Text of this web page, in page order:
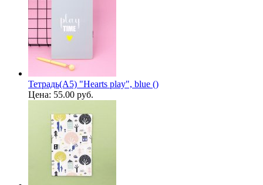
Тетрадь(A5) "Hearts play", blue ()
Цена: 55.00 руб.